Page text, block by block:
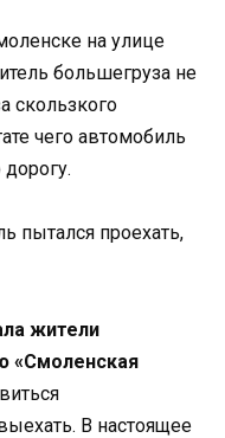
на улице
большегруза не
скользкого
чего автомобиль
пытался проехать,
жители
«Смоленская
В настоящее